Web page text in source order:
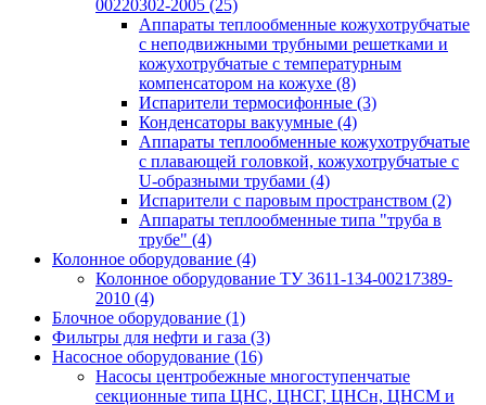
00220302-2005 (25)
Аппараты теплообменные кожухотрубчатые
с неподвижными трубными решетками и
кожухотрубчатые с температурным
компенсатором на кожухе (8)
Испарители термосифонные (3)
Конденсаторы вакуумные (4)
Аппараты теплообменные кожухотрубчатые
с плавающей головкой, кожухотрубчатые с
U-образными трубами (4)
Испарители с паровым пространством (2)
Аппараты теплообменные типа "труба в
трубе" (4)
Колонное оборудование (4)
Колонное оборудование ТУ 3611-134-00217389-
2010 (4)
Блочное оборудование (1)
Фильтры для нефти и газа (3)
Насосное оборудование (16)
Насосы центробежные многоступенчатые
секционные типа ЦНС, ЦНСГ, ЦНСн, ЦНСМ и